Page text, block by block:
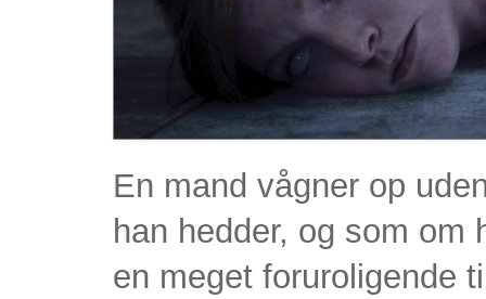
En mand vågner op
han hedder, og som om
en meget foruroligende